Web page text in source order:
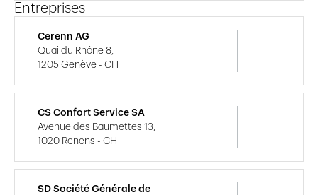
Entreprises
Cerenn AG
Quai du Rhône 8,
1205 Genève - CH
CS Confort Service SA
Avenue des Baumettes 13,
1020 Renens - CH
SD Société Générale de